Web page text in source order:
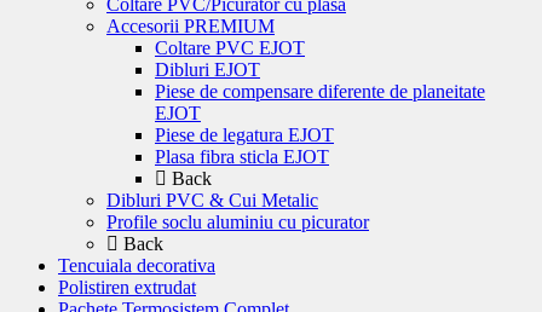
Coltare PVC/Picurator cu plasa
Accesorii PREMIUM
Coltare PVC EJOT
Dibluri EJOT
Piese de compensare diferente de planeitate
EJOT
Piese de legatura EJOT
Plasa fibra sticla EJOT
Back
Dibluri PVC & Cui Metalic
Profile soclu aluminiu cu picurator
Back
Tencuiala decorativa
Polistiren extrudat